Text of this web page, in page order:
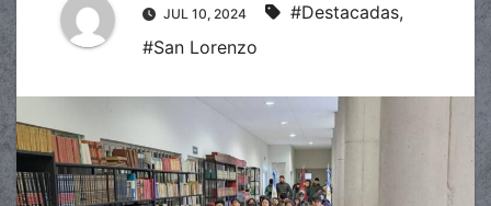
JUL 10, 2024 #Destacadas,
#San Lorenzo